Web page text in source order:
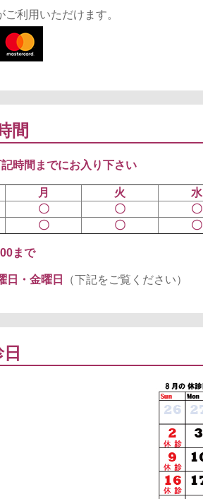
利用いただけます。
間
時間までにお入り下さい
月 火 水
〇 〇 〇
〇 〇 〇
まで
日・金曜日 （下記をご覧ください）